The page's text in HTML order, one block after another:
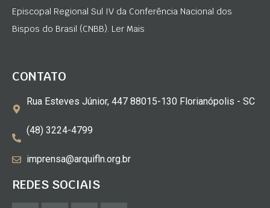
Episcopal Regional Sul IV da Conferência Nacional dos
Bispos do Brasil (CNBB). Ler Mais
CONTATO
Rua Esteves Júnior, 447 88015-130 Florianópolis - SC
(48) 3224-4799
imprensa@arquifln.org.br
REDES SOCIAIS